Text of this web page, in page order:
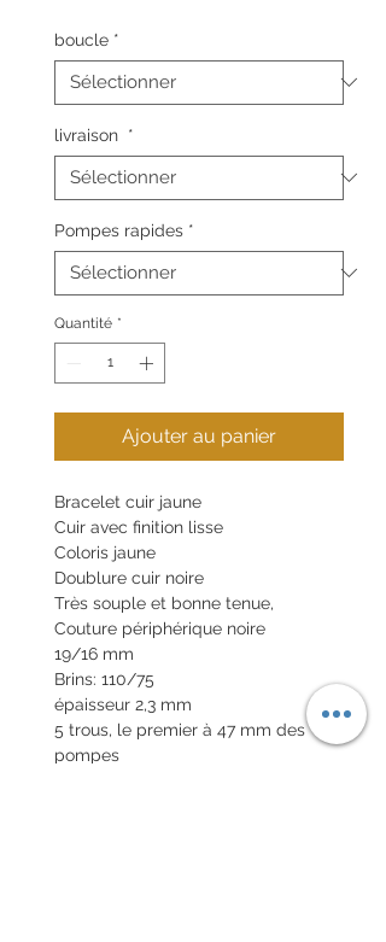
boucle *
livraison *
Pompes rapides *
Quantité *
Ajouter au panier
Bracelet cuir jaune
Cuir avec finition lisse
Coloris jaune
Doublure cuir noire
Très souple et bonne tenue,
Couture périphérique noire
19/16 mm
Brins: 110/75
épaisseur 2,3 mm
5 trous, le premier à 47 mm des
pompes